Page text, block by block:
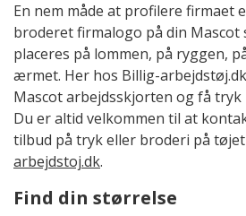
En nem måde at profilere firmaet
broderet firmalogo på din Mascot
placeres på lommen, på ryggen,
ærmet. Her hos Billig-
Mascot arbejdsskjorten og få tryk
Du er altid velkommen til at
tilbud på tryk eller broderi på
arbejdstoj.dk.
Find din størrelse